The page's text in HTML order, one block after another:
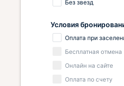
Без звезд
Условия
Оплата при
Бесплатная отмена
Онлайн на сайте
Оплата по счету